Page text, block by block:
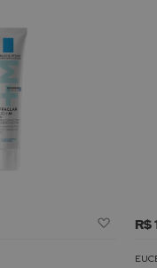
Lista
R$